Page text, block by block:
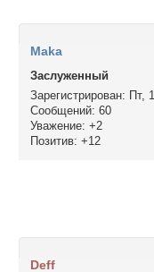
Maka
Заслуженный
Зарегистрирован: Пт,
Сообщений: 60
Уважение: +2
Позитив: +12
Deff